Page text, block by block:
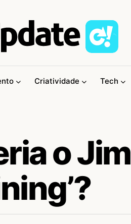
Criatividade Tech
o Jim